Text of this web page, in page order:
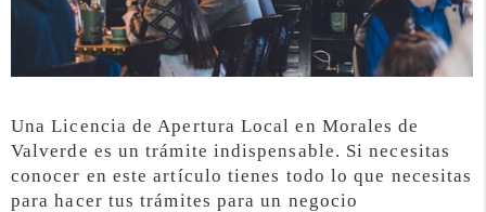
Una Licencia de Apertura Local en Morales de
Valverde es un trámite indispensable. Si necesitas
conocer en este artículo tienes todo lo que necesitas
para hacer tus trámites para un negocio